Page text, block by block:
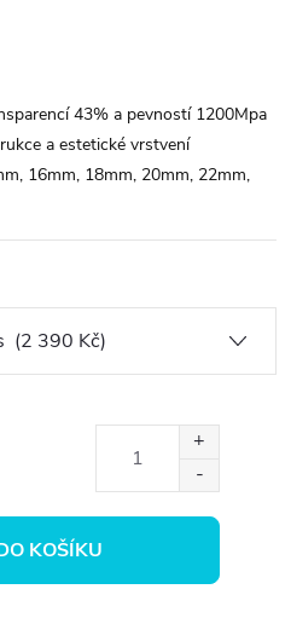
43% a pevností 1200Mpa
a estetické vrstvení
16mm, 18mm, 20mm, 22mm,
KOŠÍKU